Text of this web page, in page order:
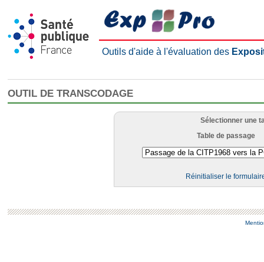
Outils d'aide à l'évaluation des
OUTIL DE TRANSCODAGE
Sélectionner une
Table de passage
Réinitialiser le